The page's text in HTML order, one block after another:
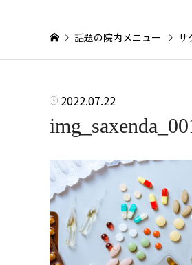
話題の院内メニュー サ
2022.07.22